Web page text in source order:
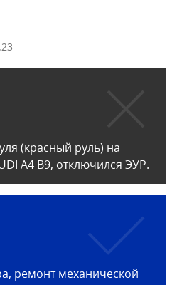
(красный руль) на
A4 B9, отключился ЭУР.
ремонт механической